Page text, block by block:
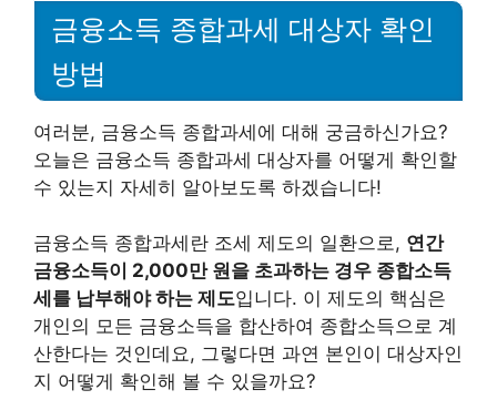
금융소득 종합과세 대상자 확인
방법
여러분, 금융소득 종합과세에 대해 궁금하신가요?
오늘은 금융소득 종합과세 대상자를 어떻게 확인할
수 있는지 자세히 알아보도록 하겠습니다!
금융소득 종합과세란 조세 제도의 일환으로, 연간
금융소득이 2,000만 원을 초과하는 경우 종합소득
세를 납부해야 하는 제도입니다. 이 제도의 핵심은
개인의 모든 금융소득을 합산하여 종합소득으로 계
산한다는 것인데요, 그렇다면 과연 본인이 대상자인
지 어떻게 확인해 볼 수 있을까요?